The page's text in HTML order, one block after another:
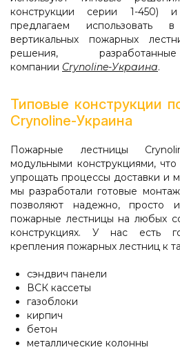
конструкции серии 1-
предлагаем использовать
вертикальных пожарных
решения,
компании Crynoline-Украина.
Типовые конструкции
Crynoline-Украина
Пожарные лестницы
модульными конструкциями, что
упрощать процессы доставки и
мы разработали готовые
позволяют надежно, просто
пожарные лестницы на любых
конструкциях. У нас есть
крепления пожарных лестниц к
сэндвич панели
ВСК кассеты
газоблоки
кирпич
бетон
металлические колонны